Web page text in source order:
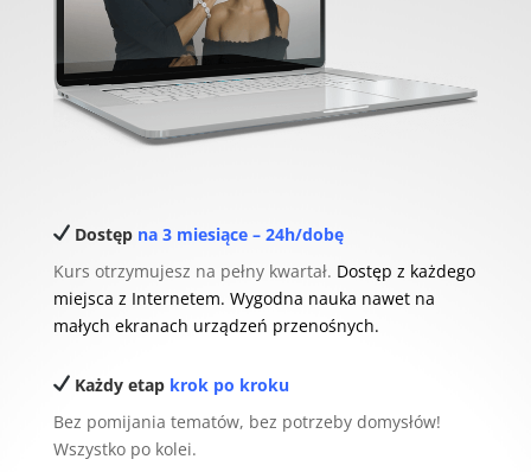
Dostęp na 3 miesiące – 24h/dobę
Kurs otrzymujesz na pełny kwartał. Dostęp z każdego
miejsca z Internetem. Wygodna nauka nawet na
małych ekranach urządzeń przenośnych.
Każdy etap krok po kroku
Bez pomijania tematów, bez potrzeby domysłów!
Wszystko po kolei.